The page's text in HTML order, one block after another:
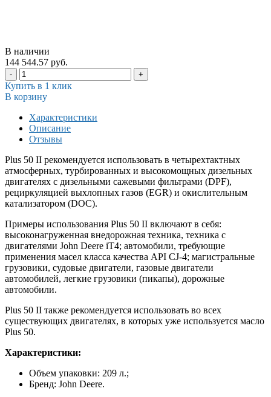
В наличии
144 544.57 руб.
- +
Купить в 1 клик
В корзину
Характеристики
Описание
Отзывы
Plus 50 II рекомендуется использовать в четырехтактных
атмосферных, турбированных и высокомощных дизельных
двигателях с дизельными сажевыми фильтрами (DPF),
рециркуляцией выхлопных газов (EGR) и окислительным
катализатором (DOC).
Примеры использования Plus 50 II включают в себя:
высоконагруженная внедорожная техника, техника с
двигателями John Deere iT4; автомобили, требующие
применения масел класса качества API CJ-4; магистральные
грузовики, судовые двигатели, газовые двигатели
автомобилей, легкие грузовики (пикапы), дорожные
автомобили.
Plus 50 II также рекомендуется использовать во всех
существующих двигателях, в которых уже используется масло
Plus 50.
Характеристики:
Объем упаковки: 209 л.;
Бренд: John Deere.